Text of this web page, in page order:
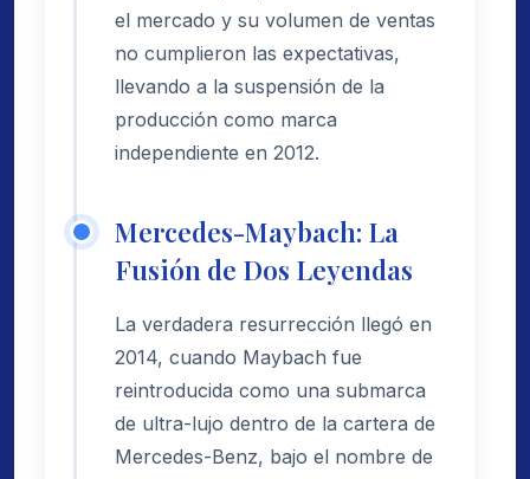
el mercado y su volumen de ventas
no cumplieron las expectativas,
llevando a la suspensión de la
producción como marca
independiente en 2012.
Mercedes-Maybach: La
Fusión de Dos Leyendas
La verdadera resurrección llegó en
2014, cuando Maybach fue
reintroducida como una submarca
de ultra-lujo dentro de la cartera de
Mercedes-Benz, bajo el nombre de